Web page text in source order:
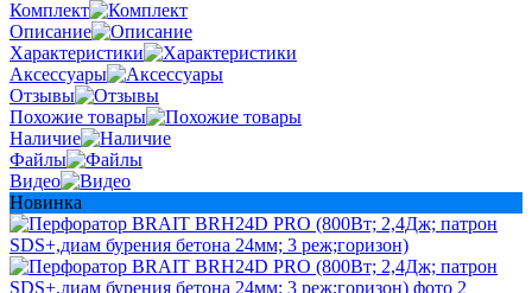
Комплект
Описание
Характеристики
Аксессуары
Отзывы
Похожие товары
Наличие
Файлы
Видео
Новинка